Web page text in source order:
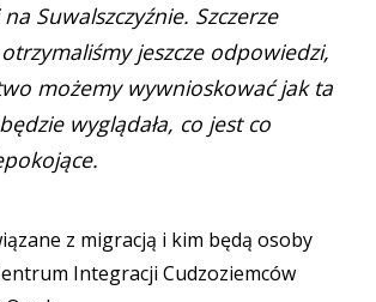
Suwalszczyźnie. Szczerze
jeszcze odpowiedzi,
możemy wywnioskować jak ta
wyglądała, co jest co
z migracją i kim będą osoby
Integracji Cudzoziemców